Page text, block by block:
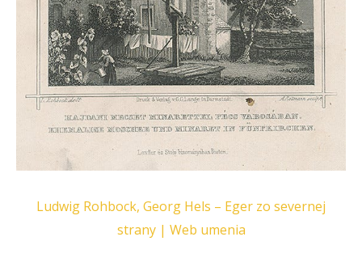
Ludwig Rohbock, Georg Hels – Eger zo severnej
strany | Web umenia